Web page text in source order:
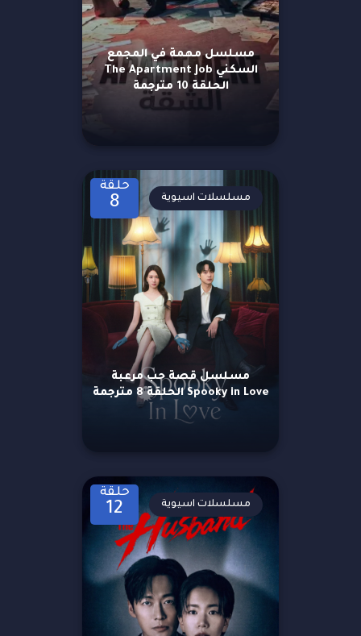
مسلسل مهمة في المجمع
السكني The Apartment Job
الحلقة 10 مترجمة
حلقة
8
مسلسل قصة حب مرعبة
Spooky in Love الحلقة 8 مترجمة
مسلسلات اسيوية
حلقة
12 مسلسلات اسيوية